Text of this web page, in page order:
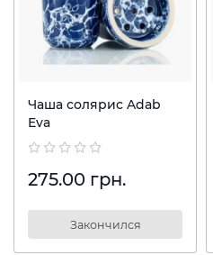
Чаша солярис Adab
Eva
275.00 грн.
Закончился